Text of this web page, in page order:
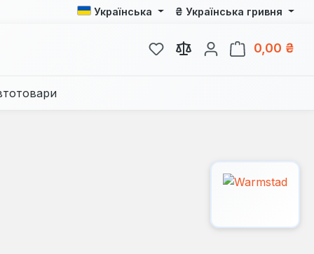
Українська ₴ Українська гривня
У вас є 0 у списку бажань
0,00 ₴